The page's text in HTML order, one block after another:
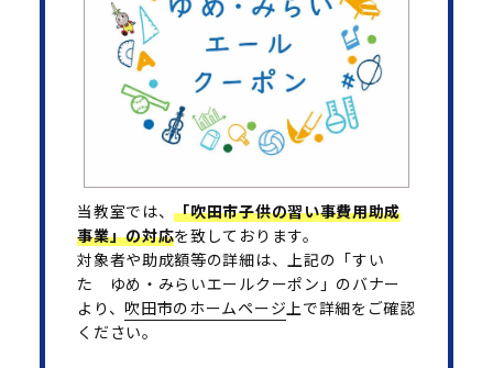
当教室では、「吹田市子供の習い事費用助成
事業」の対応を致しております。
対象者や助成額等の詳細は、上記の「すい
た ゆめ・みらいエールクーポン」のバナー
より、吹田市のホームページ上で詳細をご確認
ください。